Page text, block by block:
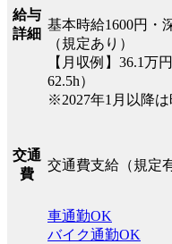
給与
詳細
基本時給1600円・
（規定あり）
【月収例】36.1万
62.5h）
※2027年1月以降
交通
費
交通費支給（規定
車通勤OK
バイク通勤OK